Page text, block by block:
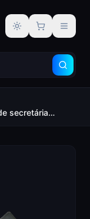
Alternar tema
secretária